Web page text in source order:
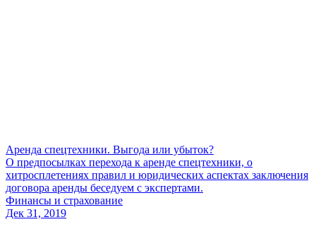
Аренда спецтехники. Выгода или убыток?
О предпосылках перехода к аренде спецтехники, о
хитросплетениях правил и юридических аспектах заключения
договора аренды беседуем с экспертами.
Финансы и страхование
Дек 31, 2019